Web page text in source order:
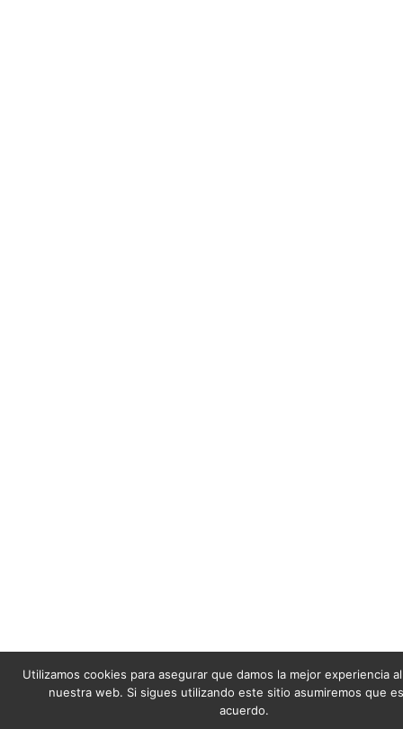
Utilizamos cookies para asegurar que damos la mejor experiencia
nuestra web. Si sigues utilizando este sitio asumiremos que
acuerdo.